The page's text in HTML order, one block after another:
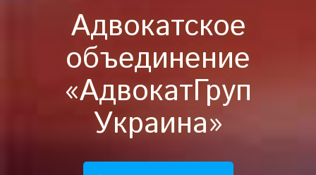
Адвокатское
объединение
«АдвокатГруп
Украина»